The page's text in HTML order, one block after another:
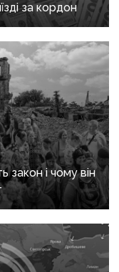
за кордон
закон і чому він